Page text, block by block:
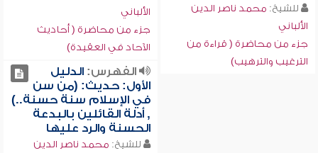
للشيخ: محمد ناصر الدين
الألباني
جزء من محاضرة ( قراءة من
الترغيب والترهيب)
الألباني
جزء من محاضرة ( أحاديث
الآحاد في العقيدة)
الفهرس:الدليل
الأول: حديث: (من سن
في الإسلام سنة حسنة..)
, أدلة القائلين بالبدعة
الحسنة والرد عليها
للشيخ: محمد ناصر الدين